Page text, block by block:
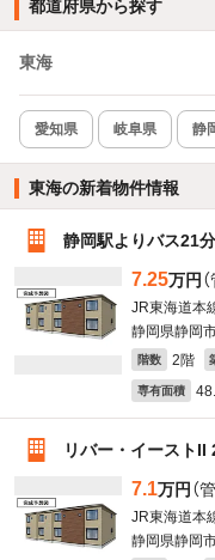
都道府県から探す
東海
愛知県 岐阜県 静
東海の新着物件情報
静岡駅よりバス21
7.25万円
JR東海道本
静岡県静岡
階数 2階
専有面積
リバー・イーストII
7.1万円 （
JR東海道本
静岡県静岡